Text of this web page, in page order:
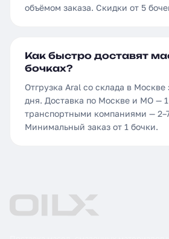
объёмом заказа. Скидки от 5
Как быстро доставят
бочках?
Отгрузка Aral со склада в Москве
дня. Доставка по Москве и МО —
транспортными компаниями —
Минимальный заказ от 1 бочки.